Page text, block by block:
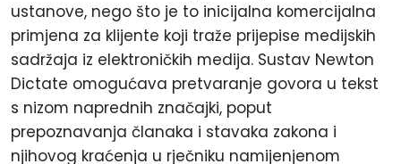
ustanove, nego što je to inicijalna komercijalna
primjena za klijente koji traže prijepise medijskih
sadržaja iz elektroničkih medija. Sustav Newton
Dictate omogućava pretvaranje govora u tekst
s nizom naprednih značajki, poput
prepoznavanja članaka i stavaka zakona i
njihovog kraćenja u rječniku namijenjenom